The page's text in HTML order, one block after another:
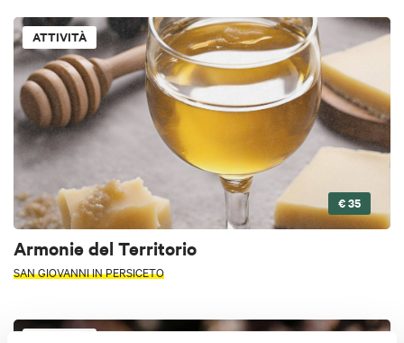
ATTIVITÀ
€ 35
Armonie del Territorio
SAN GIOVANNI IN PERSICETO